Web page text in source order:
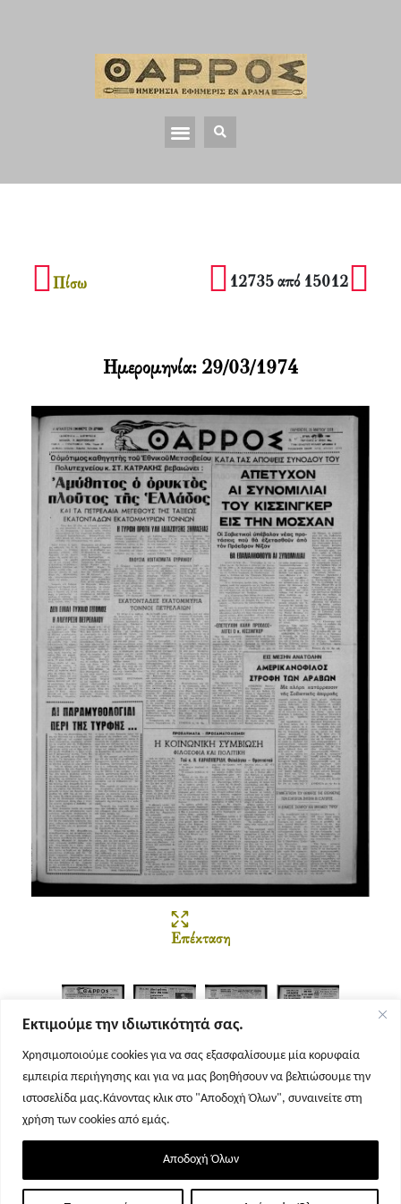
Εκτιμούμε την ιδιωτικότητά σας.
Χρησιμοποιούμε cookies για να σας εξασφαλίσουμε μία κορυφαία
εμπειρία περιήγησης και για να μας βοηθήσουν να βελτιώσουμε την
ιστοσελίδα μας.Κάνοντας κλικ στο "Αποδοχή Όλων", συναινείτε στη
χρήση των cookies από εμάς.
Αποδοχή Όλων
Πίσω 12735 από 15012
Επέκταση
Σελίδα 1 Σελίδα 2 Σελίδα 3 Σελίδα 4
Ημερομηνία: 29/03/1974